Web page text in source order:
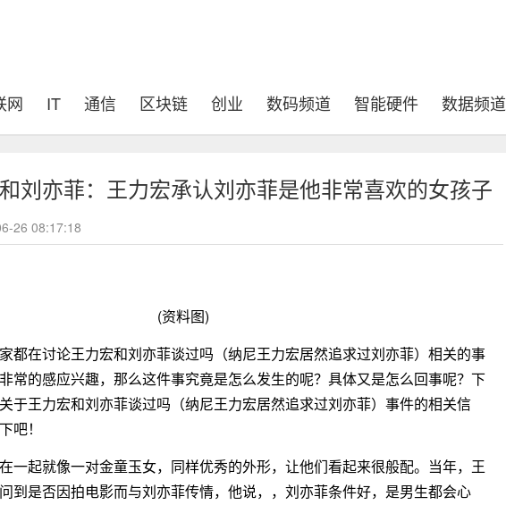
网 IT 通信 区块链 创业 数码频道 智能硬件 数据频道
刘亦菲：王力宏承认刘亦菲是他非常喜欢的女孩子
26 08:17:18
(资料图)
都在讨论王力宏和刘亦菲谈过吗（纳尼王力宏居然追求过刘亦菲）相关的事
常的感应兴趣，那么这件事究竟是怎么发生的呢？具体又是怎么回事呢？下
于王力宏和刘亦菲谈过吗（纳尼王力宏居然追求过刘亦菲）事件的相关信
吧！
一起就像一对金童玉女，同样优秀的外形，让他们看起来很般配。当年，王
到是否因拍电影而与刘亦菲传情，他说，，刘亦菲条件好，是男生都会心